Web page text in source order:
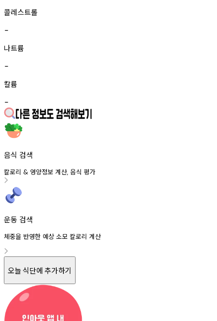
콜레스트롤
-
나트륨
-
칼륨
-
음식 검색
칼로리 & 영양정보 계산, 음식 평가
운동 검색
체중을 반영한 예상 소모 칼로리 계산
오늘 식단에 추가하기